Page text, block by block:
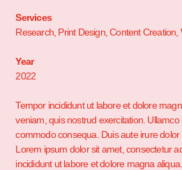
Services
Research, Print Design, Content Creation,
Year
2022
Tempor incididunt ut labore et dolore
veniam, quis nostrud exercitation. Ullamco
commodo consequa. Duis aute irure dolor
Lorem ipsum dolor sit amet, consectetur
incididunt ut labore et dolore magna